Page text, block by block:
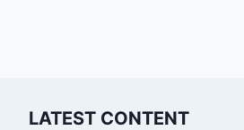
LATEST CONTENT